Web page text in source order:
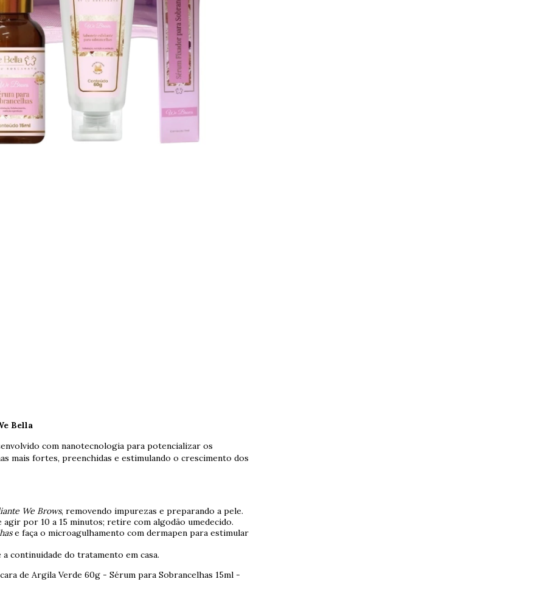
Bella
com nanotecnologia para potencializar os
mais fortes, preenchidas e estimulando o crescimento dos
We Brows, removendo impurezas e preparando a pele.
agir por 10 a 15 minutos; retire com algodão umedecido.
e faça o microagulhamento com dermapen para estimular
continuidade do tratamento em casa.
de Argila Verde 60g - Sérum para Sobrancelhas 15ml -